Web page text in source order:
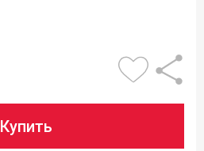
Купить